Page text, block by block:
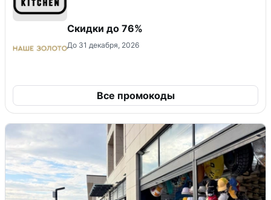
Скидки до 76%
До 31 декабря, 2026
Все промокоды